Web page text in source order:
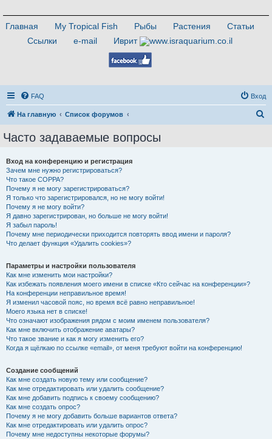
Главная My Tropical Fish Рыбы Растения
Статьи
Ссылки
e-mail Иврит
FAQ Вход
На главную Список форумов
Часто задаваемые вопросы
Вход на конференцию и регистрация
Зачем мне нужно регистрироваться?
Что такое COPPA?
Почему я не могу зарегистрироваться?
Я только что зарегистрировался, но не могу войти!
Почему я не могу войти?
Я давно зарегистрирован, но больше не могу войти!
Я забыл пароль!
Почему мне периодически приходится повторять ввод имени и пароля?
Что делает функция «Удалить cookies»?
Параметры и настройки пользователя
Как мне изменить мои настройки?
Как избежать появления моего имени в списке «Кто сейчас на конференции»?
На конференции неправильное время!
Я изменил часовой пояс, но время всё равно неправильное!
Моего языка нет в списке!
Что означают изображения рядом с моим именем пользователя?
Как мне включить отображение аватары?
Что такое звание и как я могу изменить его?
Когда я щёлкаю по ссылке «email», от меня требуют войти на конференцию!
Создание сообщений
Как мне создать новую тему или сообщение?
Как мне отредактировать или удалить сообщение?
Как мне добавить подпись к своему сообщению?
Как мне создать опрос?
Почему я не могу добавить больше вариантов ответа?
Как мне отредактировать или удалить опрос?
Почему мне недоступны некоторые форумы?